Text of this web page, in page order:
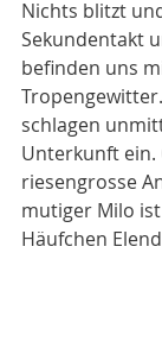
Nichts blitzt
Sekundentakt
befinden uns
schlagen
Unterkunft ein.
riesengrosse
mutiger Milo
Häufchen